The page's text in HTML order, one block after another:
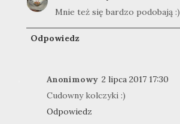
Mnie też się bardzo podobają :)
Odpowiedz
Anonimowy 2 lipca 2017 17:30
Cudowny kolczyki :)
Odpowiedz